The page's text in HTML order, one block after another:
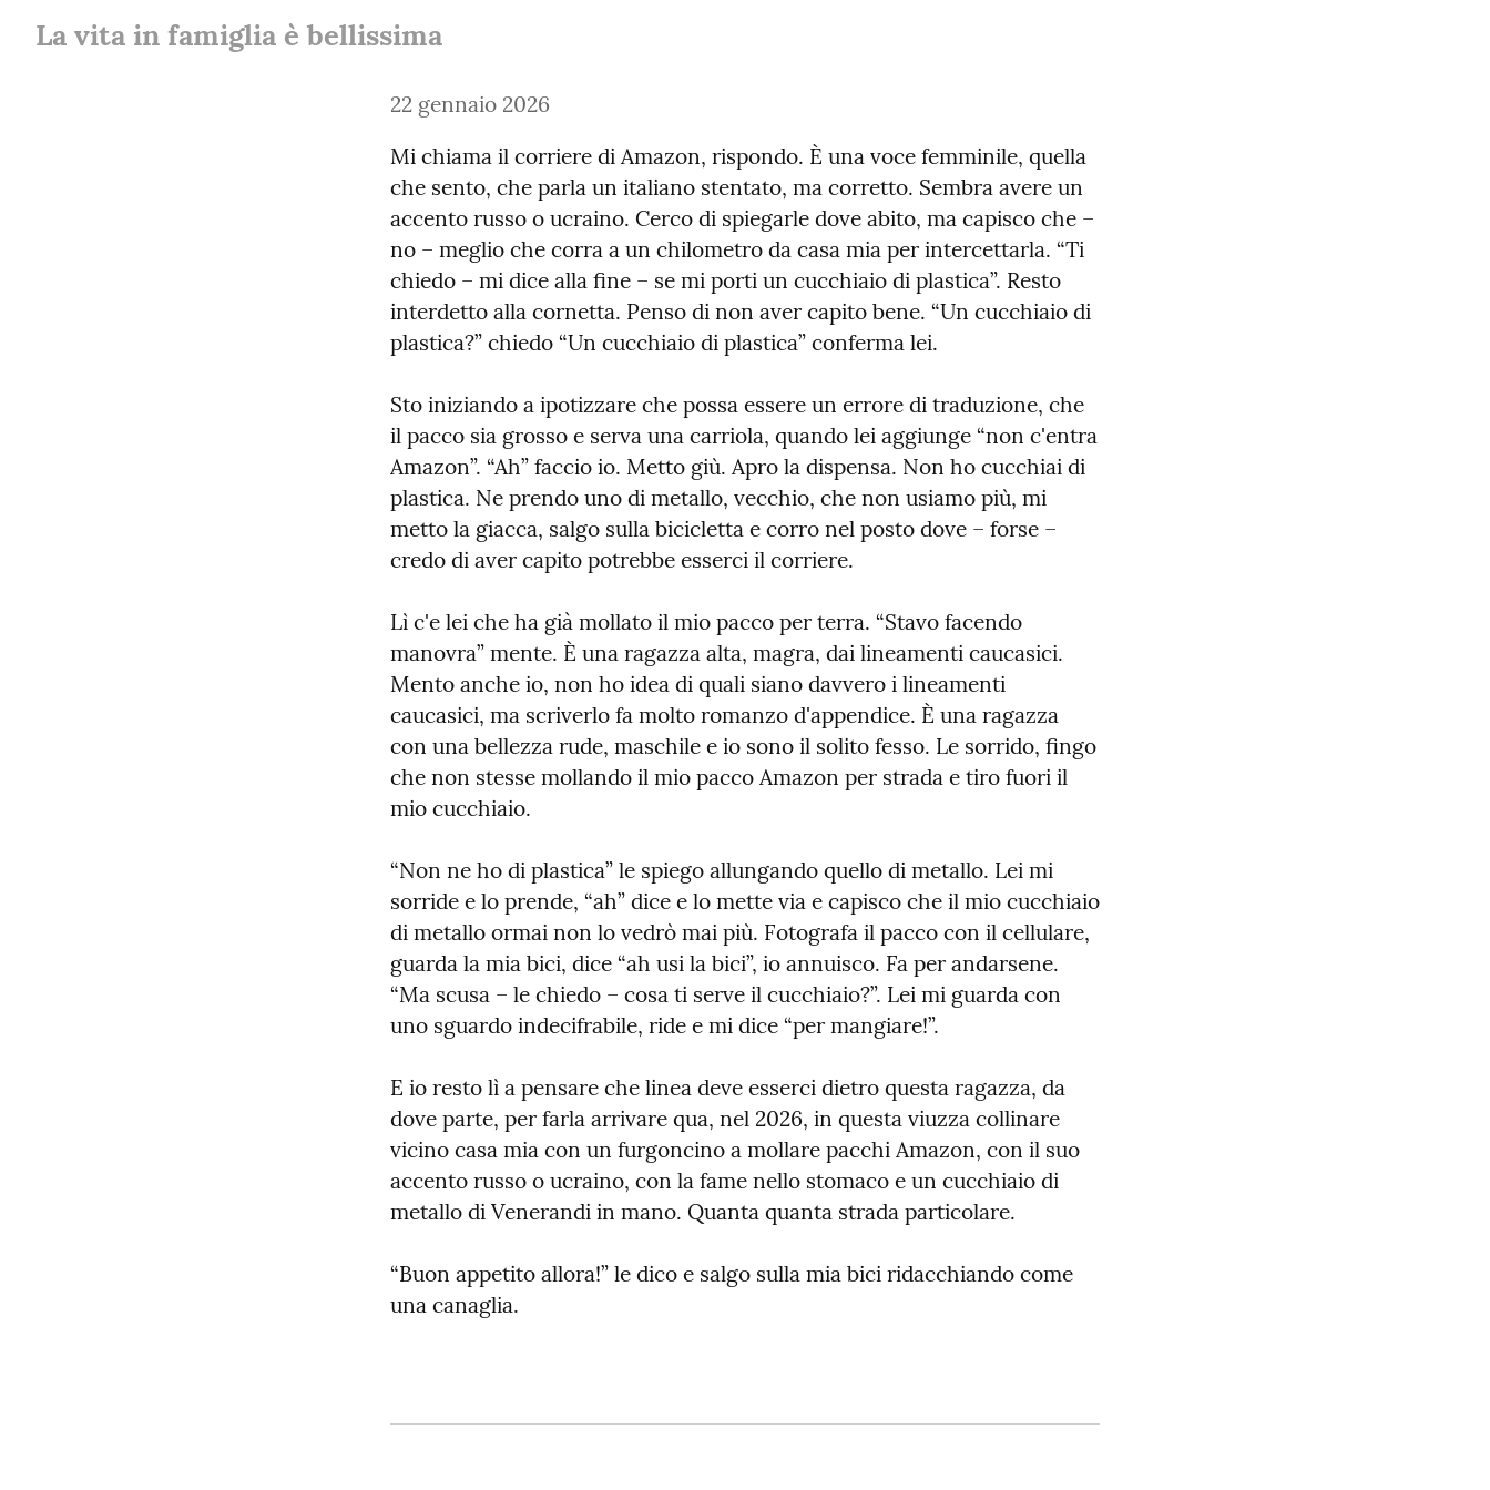
La vita in famiglia è bellissima
22 gennaio 2026
Mi chiama il corriere di Amazon, rispondo. È una voce femminile, quella
che sento, che parla un italiano stentato, ma corretto. Sembra avere un
accento russo o ucraino. Cerco di spiegarle dove abito, ma capisco che –
no – meglio che corra a un chilometro da casa mia per intercettarla. “Ti
chiedo – mi dice alla fine – se mi porti un cucchiaio di plastica”. Resto
interdetto alla cornetta. Penso di non aver capito bene. “Un cucchiaio di
plastica?” chiedo “Un cucchiaio di plastica” conferma lei.
Sto iniziando a ipotizzare che possa essere un errore di traduzione, che
il pacco sia grosso e serva una carriola, quando lei aggiunge “non c'entra
Amazon”. “Ah” faccio io. Metto giù. Apro la dispensa. Non ho cucchiai di
plastica. Ne prendo uno di metallo, vecchio, che non usiamo più, mi
metto la giacca, salgo sulla bicicletta e corro nel posto dove – forse –
credo di aver capito potrebbe esserci il corriere.
Lì c'e lei che ha già mollato il mio pacco per terra. “Stavo facendo
manovra” mente. È una ragazza alta, magra, dai lineamenti caucasici.
Mento anche io, non ho idea di quali siano davvero i lineamenti
caucasici, ma scriverlo fa molto romanzo d'appendice. È una ragazza
con una bellezza rude, maschile e io sono il solito fesso. Le sorrido, fingo
che non stesse mollando il mio pacco Amazon per strada e tiro fuori il
mio cucchiaio.
“Non ne ho di plastica” le spiego allungando quello di metallo. Lei mi
sorride e lo prende, “ah” dice e lo mette via e capisco che il mio cucchiaio
di metallo ormai non lo vedrò mai più. Fotografa il pacco con il cellulare,
guarda la mia bici, dice “ah usi la bici”, io annuisco. Fa per andarsene.
“Ma scusa – le chiedo – cosa ti serve il cucchiaio?”. Lei mi guarda con
uno sguardo indecifrabile, ride e mi dice “per mangiare!”.
E io resto lì a pensare che linea deve esserci dietro questa ragazza, da
dove parte, per farla arrivare qua, nel 2026, in questa viuzza collinare
vicino casa mia con un furgoncino a mollare pacchi Amazon, con il suo
accento russo o ucraino, con la fame nello stomaco e un cucchiaio di
metallo di Venerandi in mano. Quanta quanta strada particolare.
“Buon appetito allora!” le dico e salgo sulla mia bici ridacchiando come
una canaglia.